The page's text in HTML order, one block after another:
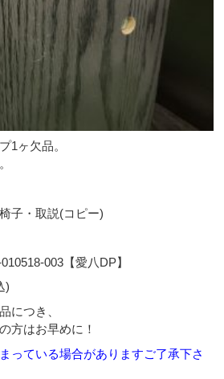
1ヶ欠品。
子・取説(コピー)
003【愛八DP】
)
につき、
方はお早めに！
っている場合がありますご了承下さ